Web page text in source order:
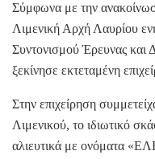
Σύμφωνα με την
Λιμενική Αρχή Λαυρίου
Συντονισμού Έρευνας
ξεκίνησε εκτεταμένη
Στην επιχείρηση
Λιμενικού, το ιδιωτικό
αλιευτικά με ονόματα